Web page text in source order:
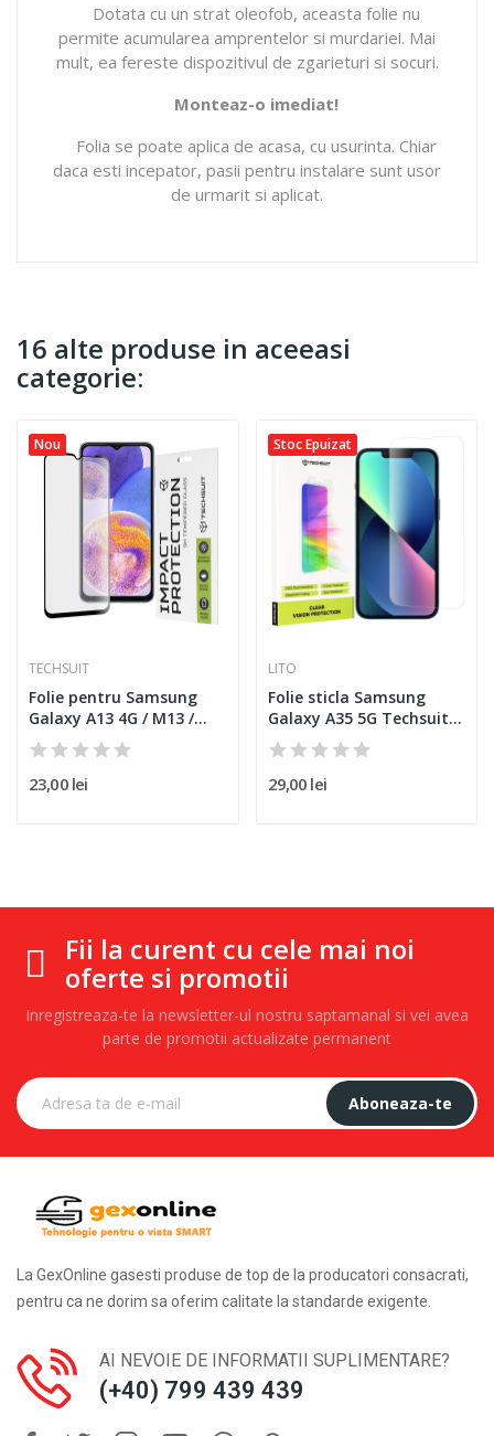
Dotata cu un strat oleofob, aceasta folie nu
permite acumularea amprentelor si murdariei. Mai
mult, ea fereste dispozitivul de zgarieturi si socuri.
Monteaz-o imediat!
Folia se poate aplica de acasa, cu usurinta. Chiar
daca esti incepator, pasii pentru instalare sunt usor
de urmarit si aplicat.
16 alte produse in aceeasi
categorie:
Nou
TECHSUIT
Folie pentru Samsung
Galaxy A13 4G / M13 /
A23...
23,00 lei
Stoc Epuizat
LITO
Folie sticla Samsung
Galaxy A35 5G Techsuit...
29,00 lei
Fii la curent cu cele mai noi
oferte si promotii
Inregistreaza-te la newsletter-ul nostru saptamanal si vei avea
parte de promotii actualizate permanent
Aboneaza-te
La GexOnline gasesti produse de top de la producatori consacrati,
pentru ca ne dorim sa oferim calitate la standarde exigente.
AI NEVOIE DE INFORMATII SUPLIMENTARE?
(+40) 799 439 439